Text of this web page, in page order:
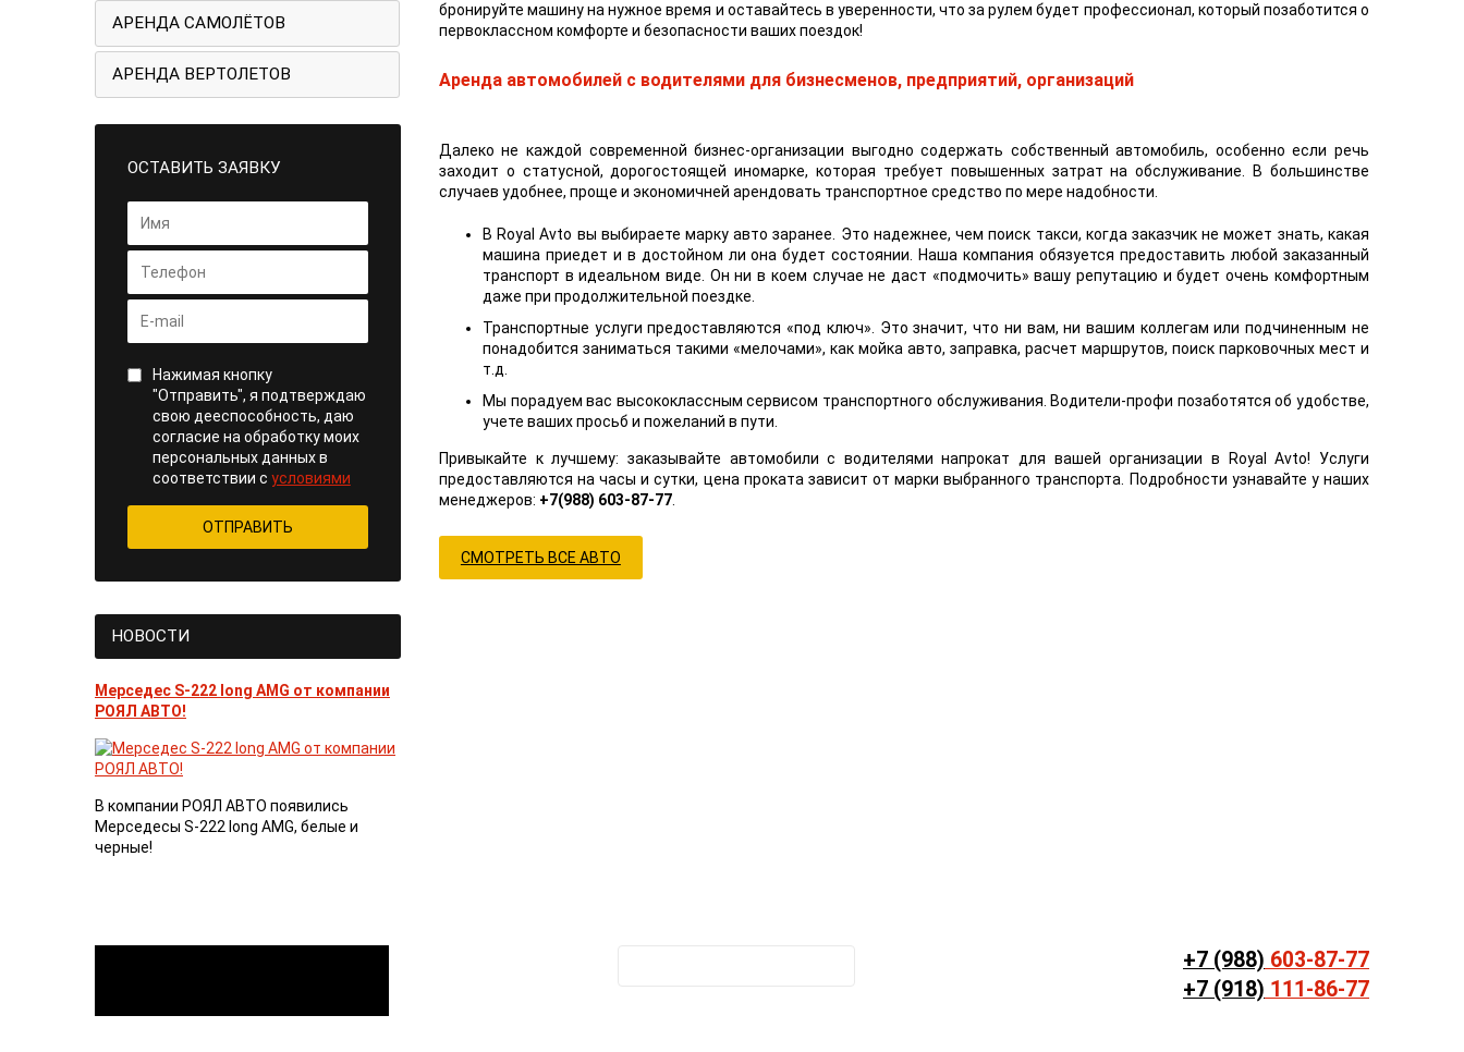
бронируйте машину на нужное время и оставайтесь в уверенности, что за рулем будет профессионал, который позаботится о
первоклассном комфорте и безопасности ваших поездок!
Аренда автомобилей с водителями для бизнесменов, предприятий, организаций
Далеко не каждой современной бизнес-организации выгодно содержать собственный автомобиль, особенно если речь
заходит о статусной, дорогостоящей иномарке, которая требует повышенных затрат на обслуживание. В большинстве
случаев удобнее, проще и экономичней арендовать транспортное средство по мере надобности.
В Royal Avto вы выбираете марку авто заранее. Это надежнее, чем поиск такси, когда заказчик не может знать, какая
машина приедет и в достойном ли она будет состоянии. Наша компания обязуется предоставить любой заказанный
транспорт в идеальном виде. Он ни в коем случае не даст «подмочить» вашу репутацию и будет очень комфортным
даже при продолжительной поездке.
Транспортные услуги предоставляются «под ключ». Это значит, что ни вам, ни вашим коллегам или подчиненным не
понадобится заниматься такими «мелочами», как мойка авто, заправка, расчет маршрутов, поиск парковочных мест и
т.д.
Мы порадуем вас высококлассным сервисом транспортного обслуживания. Водители-профи позаботятся об удобстве,
учете ваших просьб и пожеланий в пути.
Привыкайте к лучшему: заказывайте автомобили с водителями напрокат для вашей организации в Royal Avto! Услуги
предоставляются на часы и сутки, цена проката зависит от марки выбранного транспорта. Подробности узнавайте у наших
менеджеров: +7(988) 603-87-77.
СМОТРЕТЬ ВСЕ АВТО
АРЕНДА САМОЛЁТОВ
АРЕНДА ВЕРТОЛЕТОВ
ОСТАВИТЬ ЗАЯВКУ
Нажимая кнопку
"Отправить", я подтверждаю
свою дееспособность, даю
согласие на обработку моих
персональных данных в
соответствии с условиями
НОВОСТИ
Мерседес S-222 long AMG от компании
РОЯЛ АВТО!
В компании РОЯЛ АВТО появились
Мерседесы S-222 long AMG, белые и
черные!
+7 (988) 603-87-77
+7 (918) 111-86-77